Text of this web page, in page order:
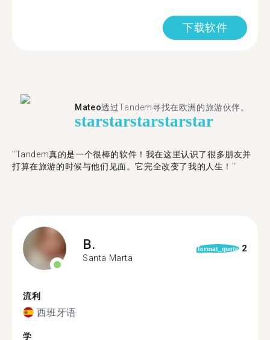
下载软件
Mateo透过Tandem寻找在欧洲的旅游伙伴。
starstarstarstarstar
"Tandem真的是一个很棒的软件！我在这里认识了很多朋友并
打算在旅游的时候与他们见面。它完全改变了我的人生！"
B.
Santa Marta
format_quote 2
流利
西班牙语
学